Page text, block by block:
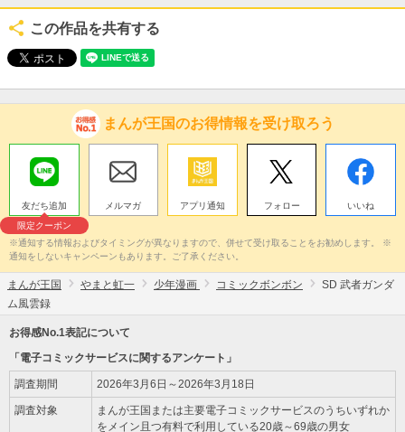
この作品を共有する
まんが王国のお得情報を受け取ろう
友だち追加
限定クーポン
メルマガ アプリ通知 フォロー いいね
※通知する情報およびタイミングが異なりますので、併せて受け取ることをお勧めします。 ※
通知をしないキャンペーンもあります。ご了承ください。
まんが王国 やまと虹一 少年漫画 コミックボンボン
SD 武者ガンダ
ム風雲録
お得感No.1表記について
「電子コミックサービスに関するアンケート」
調査期間 2026年3月6日～2026年3月18日
調査対象
まんが王国または主要電子コミックサービスのうちいずれか
をメイン且つ有料で利用している20歳～69歳の男女